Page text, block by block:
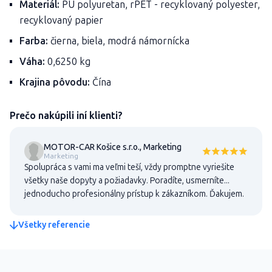
Materiál: PU polyuretan, rPET - recyklovaný polyester,
recyklovaný papier
Farba: čierna, biela, modrá námornícka
Váha: 0,6250 kg
Krajina pôvodu: Čína
Prečo nakúpili iní klienti?
MOTOR-CAR Košice s.r.o., Marketing
Marketing
Spolupráca s vami ma veľmi teší, vždy promptne vyriešite
všetky naše dopyty a požiadavky. Poradíte, usmerníte...
jednoducho profesionálny prístup k zákazníkom. Ďakujem.
Všetky referencie